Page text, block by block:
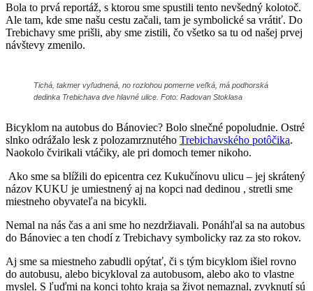
Bola to prvá reportáž, s ktorou sme spustili tento nevšedný kolotoč.
Ale tam, kde sme našu cestu začali, tam je symbolické sa vrátiť. Do
Trebichavy sme prišli, aby sme zistili, čo všetko sa tu od našej prvej
návštevy zmenilo.
Tichá, takmer vyľudnená, no rozlohou pomerne veľká, má podhorská
dedinka Trebichava dve hlavné ulice. Foto: Radovan Stoklasa
Bicyklom na autobus do Bánoviec? Bolo slnečné popoludnie. Ostré
slnko odrážalo lesk z polozamrznutého Trebichavského potôčika.
Naokolo čvirikali vtáčiky, ale pri domoch temer nikoho.
Ako sme sa blížili do epicentra cez Kukučínovu ulicu – jej skrátený
názov KUKU je umiestnený aj na kopci nad dedinou , stretli sme
miestneho obyvateľa na bicykli.
Nemal na nás čas a ani sme ho nezdržiavali. Ponáhľal sa na autobus
do Bánoviec a ten chodí z Trebichavy symbolicky raz za sto rokov.
Aj sme sa miestneho zabudli opýtať, či s tým bicyklom išiel rovno
do autobusu, alebo bicykloval za autobusom, alebo ako to vlastne
myslel. S ľuďmi na konci tohto kraja sa život nemaznal, zvyknutí sú